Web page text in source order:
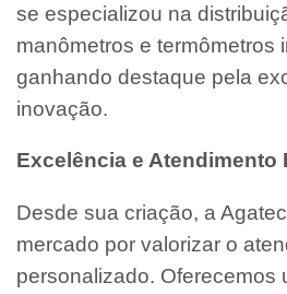
se especializou na
manômetros e termômetros
ganhando destaque pela
inovação.
Excelência e Atendimento
Desde sua criação, a
mercado por valorizar o
personalizado. Oferecemos